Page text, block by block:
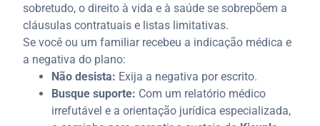
sobretudo, o direito à vida e à saúde se sobrepõem a
cláusulas contratuais e listas limitativas.
Se você ou um familiar recebeu a indicação médica e
a negativa do plano:
Não desista: Exija a negativa por escrito.
Busque suporte: Com um relatório médico
irrefutável e a orientação jurídica especializada,